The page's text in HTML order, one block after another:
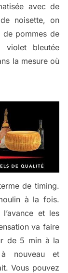
avec de
noisette, on
de pommes de
violet bleutée
la mesure où
de timing.
à la fois.
et les
va faire
de 5 min à la
à nouveau et
Vous pouvez